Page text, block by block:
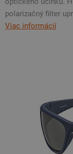
polarizačný filter
Viac informácií